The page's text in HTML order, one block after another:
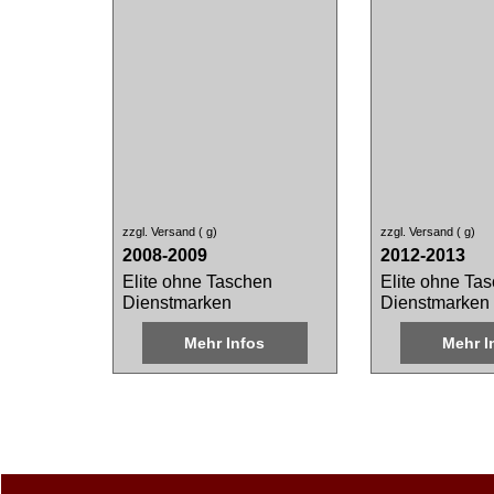
zzgl. Versand g
2008-2009
Elite ohne Taschen
Dienstmarken
Mehr Infos
zzgl. Versand g
2012-2013
Elite ohne
Dienstmarken
Mehr